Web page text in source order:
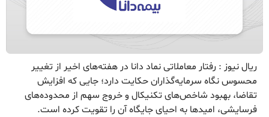
ریال نیوز : رفتار معاملاتی نماد دانا در هفته‌های اخیر از تغییر
محسوس نگاه سرمایه‌گذاران حکایت دارد؛ جایی که افزایش
تقاضا، بهبود شاخص‌های تکنیکال و خروج سهم از محدوده‌های
فرسایشی، امیدها به احیای جایگاه آن را تقویت کرده است.